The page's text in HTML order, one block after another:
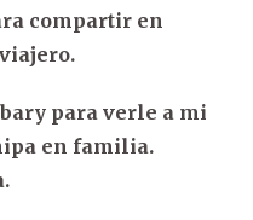
compartir en
para verle a mi
en familia.